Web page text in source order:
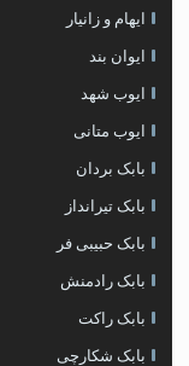
ایهام و زانیار
ایوان بند
ایوب شهد
ایوب متانی
بابک بردان
بابک تیرانداز
بابک حبیبی فر
بابک رادمنش
بابک راکت
بابک شکارچی